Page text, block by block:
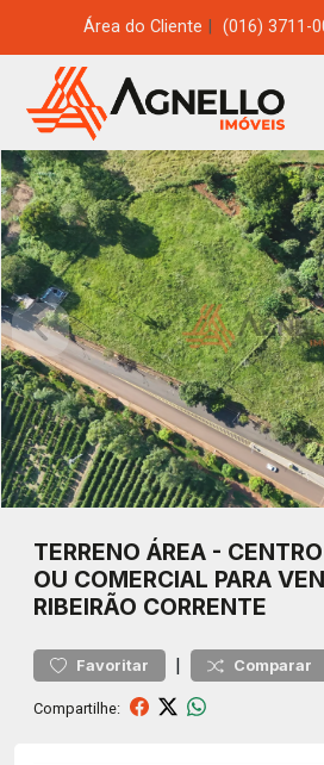
Área do Cliente (016) 3711-
TERRENO ÁREA - CENTRO
OU COMERCIAL PARA
RIBEIRÃO CORRENTE
Favoritar | Comparar
Compartilhe: